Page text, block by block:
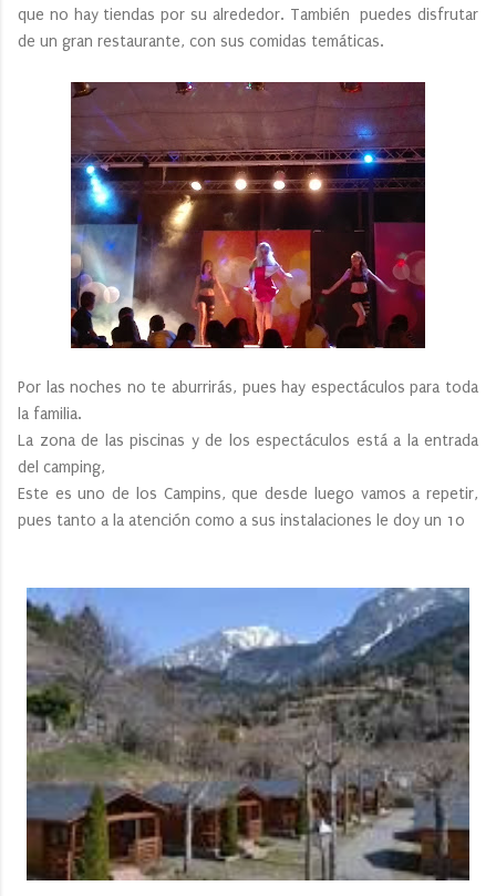
que no hay tiendas por su alrededor. También puedes disfrutar
de un gran restaurante, con sus comidas temáticas.
Por las noches no te aburrirás, pues hay espectáculos para toda
la familia.
La zona de las piscinas y de los espectáculos está a la entrada
del camping,
Este es uno de los Campins, que desde luego vamos a repetir,
pues tanto a la atención como a sus instalaciones le doy un 10